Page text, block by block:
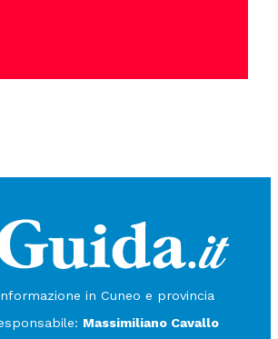
in Cuneo e provincia
Massimiliano Cavallo